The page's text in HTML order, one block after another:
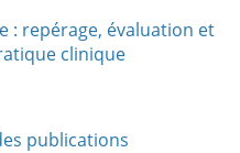
: repérage, évaluation et
clinique
publications